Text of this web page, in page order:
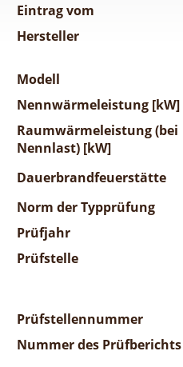
Eintrag vom
Hersteller
Modell
Nennwärmeleistung [kW]
Raumwärmeleistung (bei
Nennlast) [kW]
Dauerbrandfeuerstätte
Norm der Typprüfung
Prüfjahr
Prüfstelle
Prüfstellennummer
Nummer des Prüfberichts